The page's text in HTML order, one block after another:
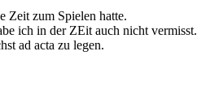
Zeit zum Spielen hatte.
ich in der ZEit auch nicht vermisst.
ad acta zu legen.